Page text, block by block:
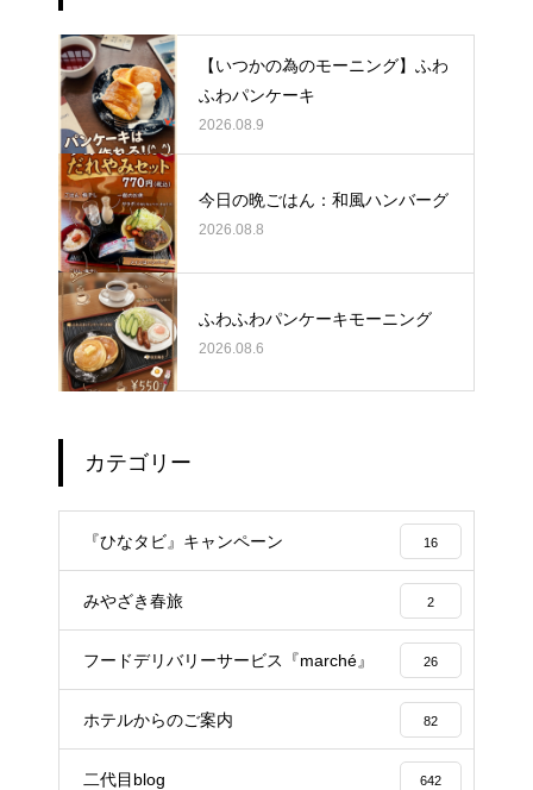
【いつかの為のモーニング】ふわ
ふわパンケーキ
2026.08.9
今日の晩ごはん：和風ハンバーグ
2026.08.8
ふわふわパンケーキモーニング
2026.08.6
カテゴリー
『ひなタビ』キャンペーン 16
みやざき春旅 2
フードデリバリーサービス『marché』 26
ホテルからのご案内 82
二代目blog 642